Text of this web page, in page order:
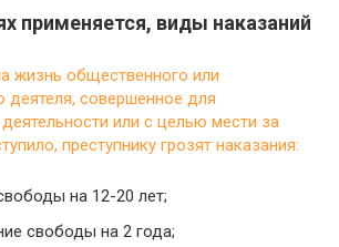
применяется, виды наказаний
жизнь общественного или
деятеля, совершенное для
или с целью мести за
преступнику грозят наказания:
на 12-20 лет;
свободы на 2 года;